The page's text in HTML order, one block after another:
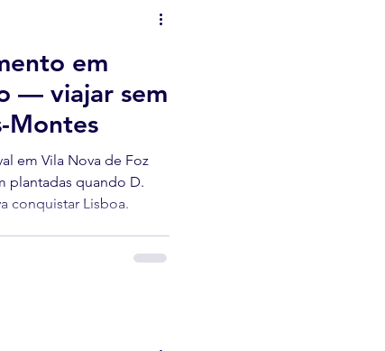
em
— viajar sem
Montes
em Vila Nova de Foz
plantadas quando D.
conquistar Lisboa.